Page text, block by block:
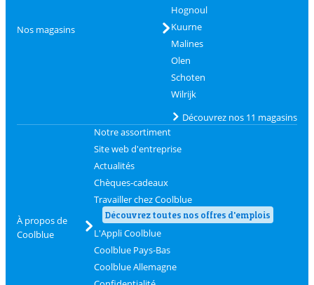
Nos magasins
Hognoul
Kuurne
Malines
Olen
Schoten
Wilrijk
Découvrez nos 11 magasins
À propos de
Coolblue
Notre assortiment
Site web d'entreprise
Actualités
Chèques-cadeaux
Travailler chez Coolblue
Découvrez toutes nos offres d'emplois
L'Appli Coolblue
Coolblue Pays-Bas
Coolblue Allemagne